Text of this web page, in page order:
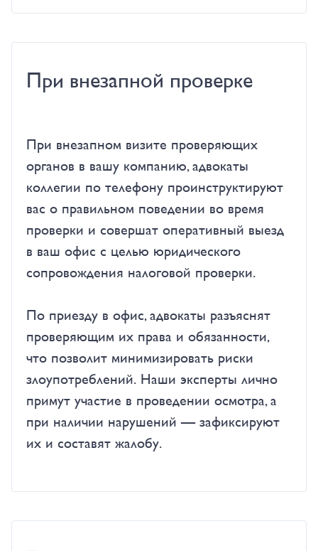
При внезапной проверке
При внезапном визите проверяющих
органов в вашу компанию, адвокаты
коллегии по телефону проинструктируют
вас о правильном поведении во время
проверки и совершат оперативный выезд
в ваш офис с целью юридического
сопровождения налоговой проверки.
По приезду в офис, адвокаты разъяснят
проверяющим их права и обязанности,
что позволит минимизировать риски
злоупотреблений. Наши эксперты лично
примут участие в проведении осмотра, а
при наличии нарушений — зафиксируют
их и составят жалобу.